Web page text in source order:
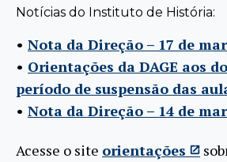
Notícias do Instituto de História:
• Nota da Direção – 17 de
• Orientações da DAGE aos
período de suspensão das
• Nota da Direção – 14 de
Acesse o site orientações